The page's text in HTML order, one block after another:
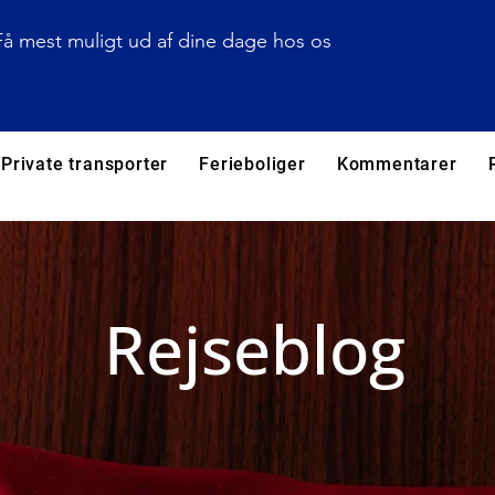
mest muligt ud af dine dage hos os
Private transporter Ferieboliger Kommentarer
Rejseblog